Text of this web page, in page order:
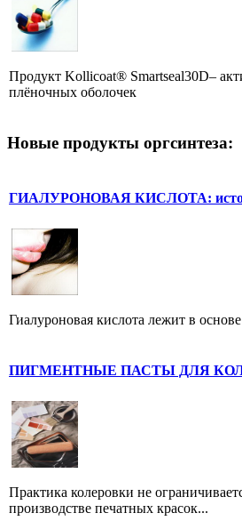
Продукт Kollicoat® Smartseal30D–
плёночных оболочек
Новые продукты оргсинтеза:
ГИАЛУРОНОВАЯ КИСЛОТА:
Гиалуроновая кислота лежит в
ПИГМЕНТНЫЕ ПАСТЫ ДЛЯ
Практика колеровки не
производстве печатных красок...